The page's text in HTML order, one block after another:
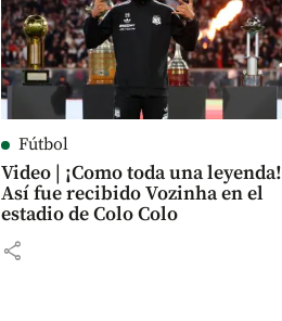
Fútbol
Video | ¡Como toda una leyenda!
Así fue recibido Vozinha en el
estadio de Colo Colo
share